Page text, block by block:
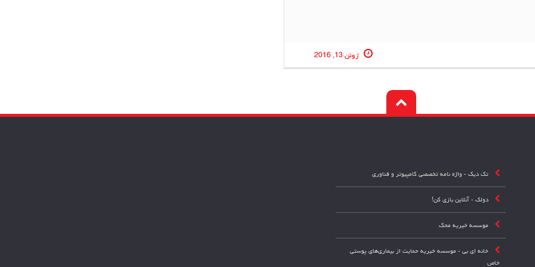
ژوئن 13, 2016
تک دیک - واژه نامه تخصصی کامپیوتر و فناوری
دولک - آنلاین بازی کن!
موسسه خیریه محک
خانه ای بی - موسسه خیریه حمایت از بیماری‌های پوستی
خاص